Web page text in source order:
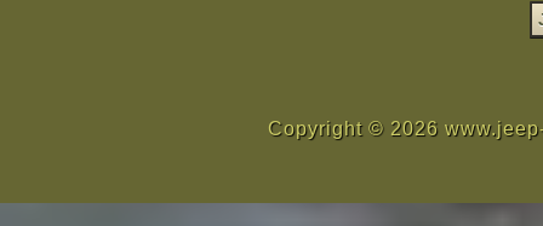
Copyright © 2026